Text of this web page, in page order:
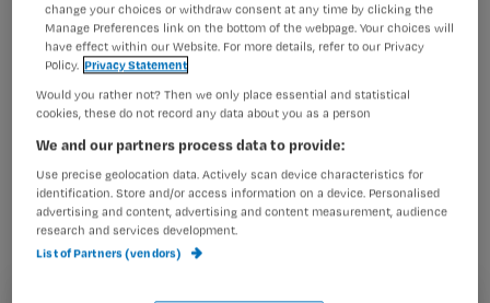
Nursing lanceert app voor verpleegkundig rekenen
Nursing lanceert komende week een
iPhone-app voor verpleegkundig
rekenen: de Nursing Calculator.
change your choices or withdraw consent at any time by clicking the
Manage Preferences link on the bottom of the webpage. Your choices will
have effect within our Website. For more details, refer to our Privacy
Policy. Privacy Statement
Would you rather not? Then we only place essential and statistical
cookies, these do not record any data about you as a person
We and our partners process data to provide:
Use precise geolocation data. Actively scan device characteristics for
identification. Store and/or access information on a device. Personalised
advertising and content, advertising and content measurement, audience
research and services development.
List of Partners (vendors)